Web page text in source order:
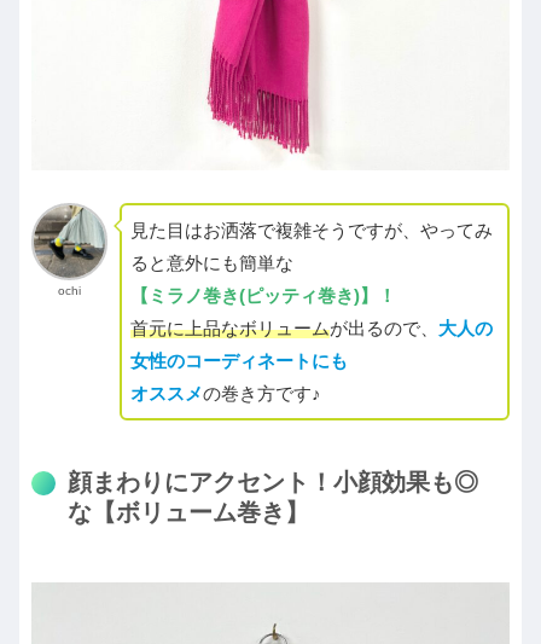
ochi
見た目はお洒落で複雑そうですが、やってみ
ると意外にも簡単な
【ミラノ巻き(ピッティ巻き)】！
首元に上品なボリュームが出るので、 大人の
女性のコーディネートにも
オススメの巻き方です♪
顔まわりにアクセント！小顔効果も◎
な【ボリューム巻き】